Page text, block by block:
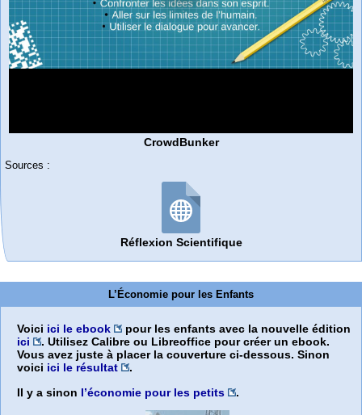
CrowdBunker
Sources :
Réflexion Scientifique
L’Économie pour les Enfants
Voici ici le ebook
pour les enfants avec la nouvelle édition
ici
. Utilisez Calibre ou Libreoffice pour créer un ebook.
Vous avez juste à placer la couverture ci-dessous. Sinon
voici ici le résultat
.
Il y a sinon l’économie pour les petits .